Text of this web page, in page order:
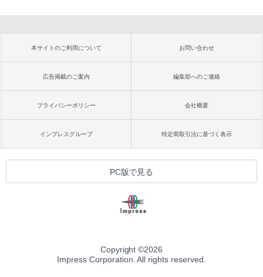
本サイトのご利用について お問い合わせ
広告掲載のご案内 編集部へのご連絡
プライバシーポリシー 会社概要
インプレスグループ 特定商取引法に基づく表示
PC版で見る
Copyright ©2026
Impress Corporation. All rights reserved.